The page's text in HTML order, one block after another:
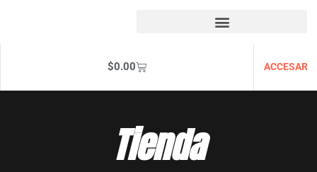
$0.00 ACCESAR
Tienda